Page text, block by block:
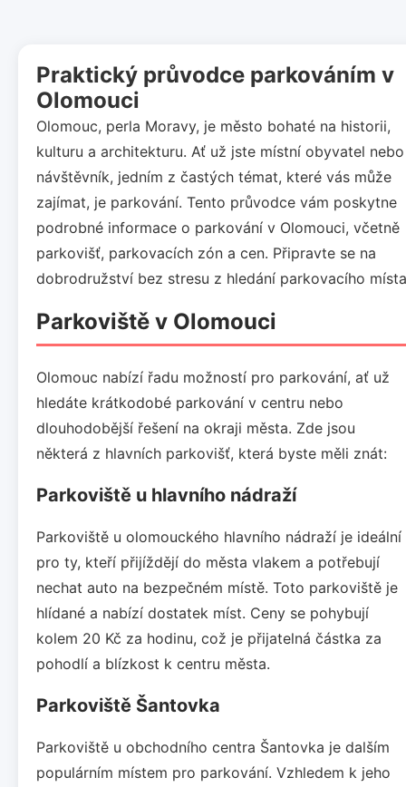
Praktický průvodce parkováním v
Olomouci
Olomouc, perla Moravy, je město bohaté na historii,
kulturu a architekturu. Ať už jste místní obyvatel nebo
návštěvník, jedním z častých témat, které vás může
zajímat, je parkování. Tento průvodce vám poskytne
podrobné informace o parkování v Olomouci, včetně
parkovišť, parkovacích zón a cen. Připravte se na
dobrodružství bez stresu z hledání parkovacího
Parkoviště v Olomouci
Olomouc nabízí řadu možností pro parkování, ať už
hledáte krátkodobé parkování v centru nebo
dlouhodobější řešení na okraji města. Zde jsou
některá z hlavních parkovišť, která byste měli znát:
Parkoviště u hlavního nádraží
Parkoviště u olomouckého hlavního nádraží je ideální
pro ty, kteří přijíždějí do města vlakem a potřebují
nechat auto na bezpečném místě. Toto parkoviště je
hlídané a nabízí dostatek míst. Ceny se pohybují
kolem 20 Kč za hodinu, což je přijatelná částka za
pohodlí a blízkost k centru města.
Parkoviště Šantovka
Parkoviště u obchodního centra Šantovka je dalším
populárním místem pro parkování. Vzhledem k jeho